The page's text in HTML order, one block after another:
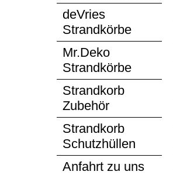
deVries
Strandkörbe
Mr.Deko
Strandkörbe
Strandkorb
Zubehör
Strandkorb
Schutzhüllen
Anfahrt zu uns